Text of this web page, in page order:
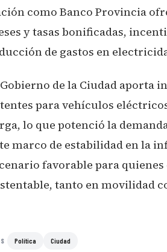
como Banco Provincia
y tasas bonificadas,
de gastos en
de la Ciudad aporta
para vehículos
lo que potenció la
marco de estabilidad en la
favorable para
tanto en movilidad
Política Ciudad